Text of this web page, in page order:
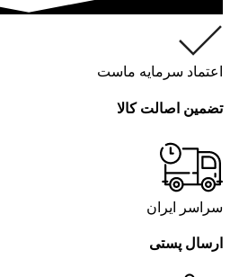
اعتماد سرمایه ماست
تضمین اصالت کالا
سراسر ایران
ارسال پستی